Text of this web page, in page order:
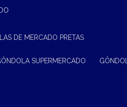
DE MERCADO PRETAS
GÔNDOLA SUPERMERCADO